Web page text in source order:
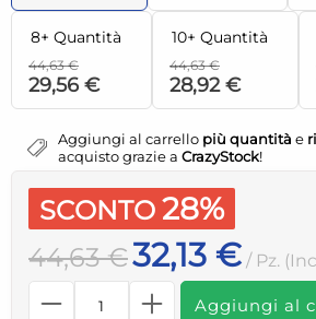
8+ Quantità
44,63 €
29,56 €
10+ Quantità
44,63 €
28,92 €
Aggiungi al carrello più quantità e
acquisto grazie a CrazyStock!
SCONTO 28%
44,63 €32,13 € / Pz.
Aggiungi al